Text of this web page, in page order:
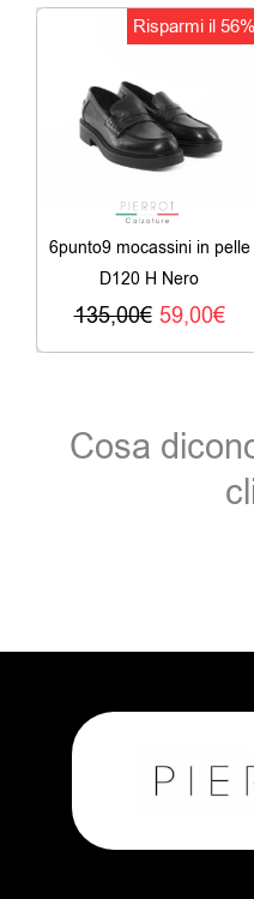
Risparmi il 56%
6punto9 mocassini in pelle
D120 H Nero
135,00€
Il
originale
era:
59,00€
Il
Cosa